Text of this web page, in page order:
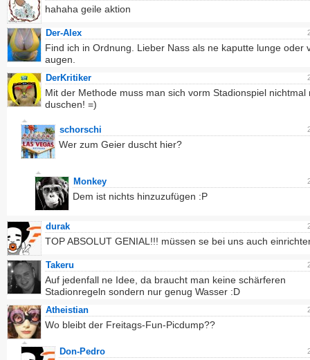
hahaha geile aktion
Der-Alex
Find ich in Ordnung. Lieber Nass als ne kaputte lunge oder
augen.
DerKritiker
Mit der Methode muss man sich vorm Stadionspiel nichtmal
duschen! =)
schorschi
Wer zum Geier duscht hier?
Monkey
Dem ist nichts hinzuzufügen :P
durak
TOP ABSOLUT GENIAL!!! müssen se bei uns auch
Takeru
Auf jedenfall ne Idee, da braucht man keine schärferen
Stadionregeln sondern nur genug Wasser :D
Atheistian
Wo bleibt der Freitags-Fun-Picdump??
Don-Pedro